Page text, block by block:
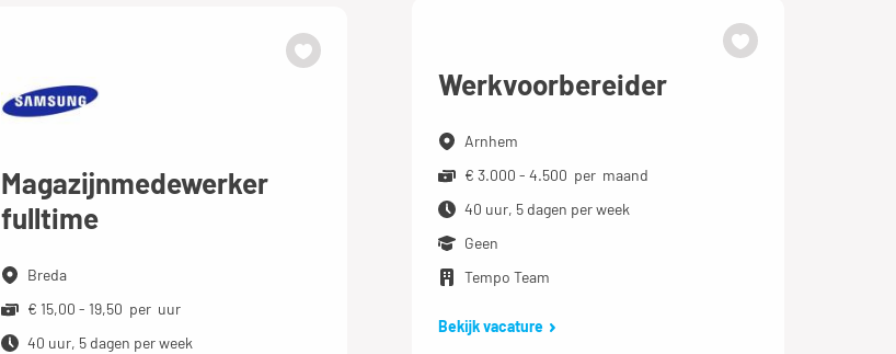
Werkvoorbereider
Arnhem
€ 3.000 - 4.500 per maand
40 uur, 5 dagen per week
Geen
Tempo Team
Bekijk vacature
Magazijnmedewerker
fulltime
Breda
€ 15,00 - 19,50 per uur
40 uur, 5 dagen per week